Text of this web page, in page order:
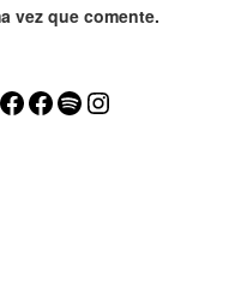
vez que comente.
Facebook
Facebook
SpotifyInstagram